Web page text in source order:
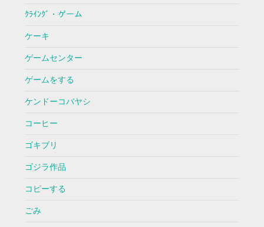
ｸﾗｲﾝｸﾞ・ゲーム
ケーキ
ゲームセンター
ゲームをする
ケンドーコバヤシ
コーヒー
ゴキブリ
ゴジラ作品
コピーする
ごみ